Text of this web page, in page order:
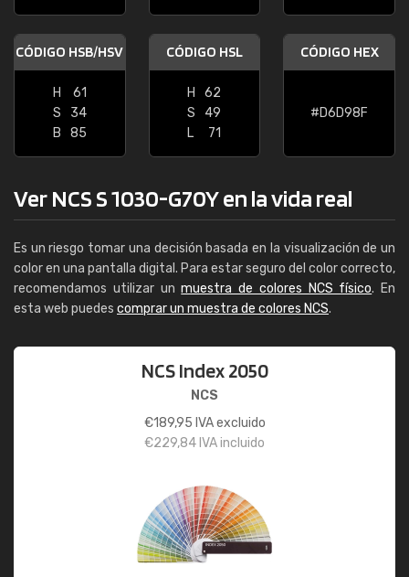
CÓDIGO HSB/HSV
H
61
S
34
B
85
CÓDIGO HSL
H
62
S
49
L
71
CÓDIGO HEX
#D6D98F
Ver NCS S 1030-G70Y en la vida real
Es un riesgo tomar una decisión basada en la visualización de un
color en una pantalla digital. Para estar seguro del color correcto,
recomendamos utilizar unmuestra de colores NCS físico. En
esta web puedes comprar un muestra de colores NCS.
NCS Index 2050
NCS
€189,95 IVA excluido
€229,84 IVA incluido